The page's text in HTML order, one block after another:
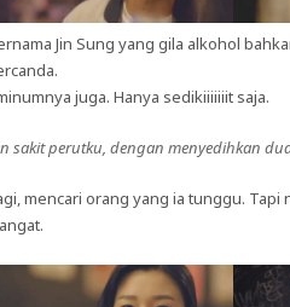
Jin Sung yang gila alkohol
juga. Hanya sedikiiiiiiit saja.
sakit perutku, dengan menyedihkan
mencari orang yang ia tunggu.